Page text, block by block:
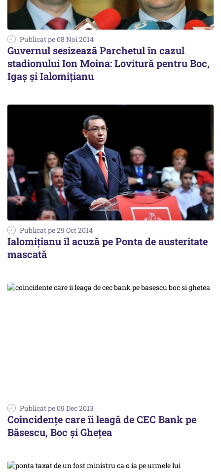
Publicat pe 08 Noi 2014
Guvernul sesizează Parchetul în cazul
stadionului Ion Moina: Lovitură pentru Boc,
Igaș și Ialomițianu
Publicat pe 29 Oct 2014
Ialomițianu îl acuză pe Ponta de austeritate
mascată
Publicat pe 09 Dec 2013
Coincidențe care îi leagă de CEC Bank pe
Băsescu, Boc și Ghețea